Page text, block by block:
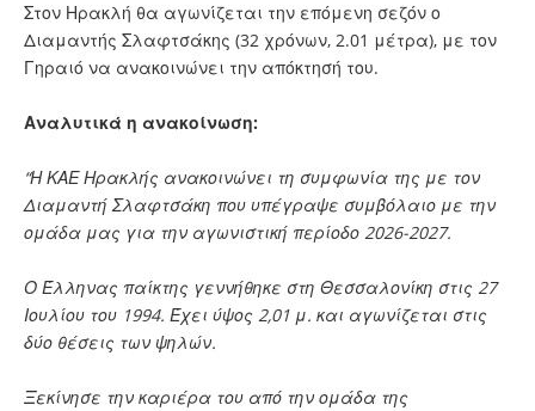
Στον Ηρακλή θα αγωνίζεται την επόμενη σεζόν ο
Διαμαντής Σλαφτσάκης (32 χρόνων, 2.01 μέτρα), με τον
Γηραιό να ανακοινώνει την απόκτησή του.
Αναλυτικά η ανακοίνωση:
“Η ΚΑΕ Ηρακλής ανακοινώνει τη συμφωνία της με τον
Διαμαντή Σλαφτσάκη που υπέγραψε συμβόλαιο με την
ομάδα μας για την αγωνιστική περίοδο 2026-2027.
Ο Έλληνας παίκτης γεννήθηκε στη Θεσσαλονίκη στις 27
Ιουλίου του 1994. Έχει ύψος 2,01 μ. και αγωνίζεται στις
δύο θέσεις των ψηλών.
Ξεκίνησε την καριέρα του από την ομάδα της